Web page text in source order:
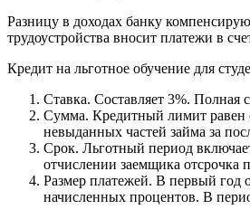
Разницу в доходах банку
трудоустройства вносит платежи в
Кредит на льготное обучение для
Ставка. Составляет 3%. Полная
Сумма. Кредитный лимит равен
невыданных частей займа за
Срок. Льготный период
отчислении заемщика отсрочка
Размер платежей. В первый год
начисленных процентов. В